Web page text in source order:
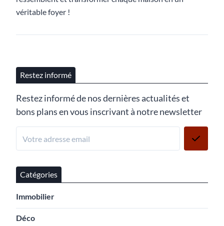
véritable foyer !
Restez informé
Restez informé de nos dernières actualités et
bons plans en vous inscrivant à notre newsletter
Catégories
Immobilier
Déco